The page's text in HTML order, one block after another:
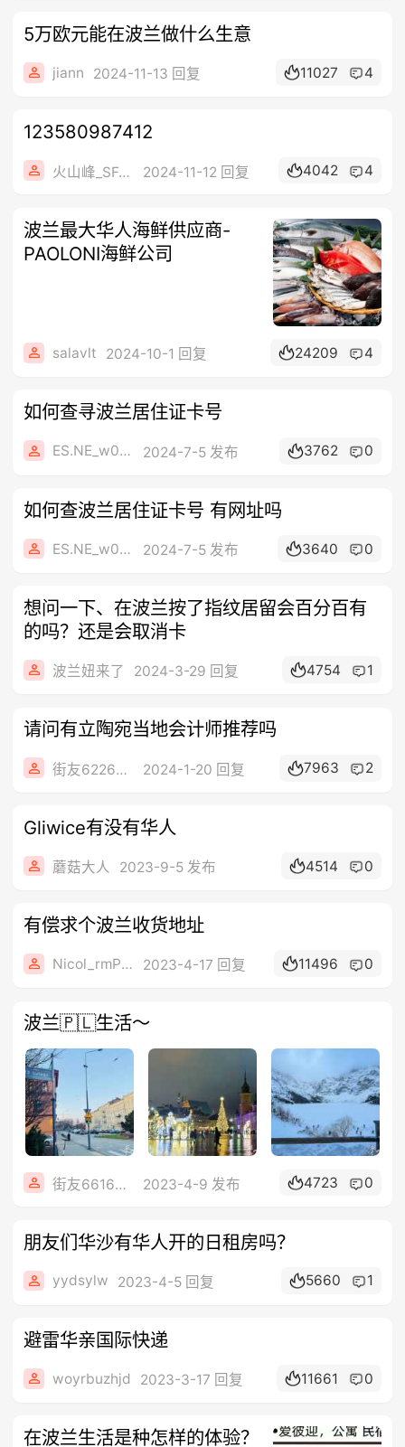
5万欧元能在波兰做什么生意
jiann 2024-11-13 回复 11027 4
123580987412
火山峰_SFJX 2024-11-12 回复 4042 4
波兰最大华人海鲜供应商-
PAOLONI海鲜公司
salavlt 2024-10-1 回复 24209 4
如何查寻波兰居住证卡号
ES.NE_w0l6l 2024-7-5 发布 3762 0
如何查波兰居住证卡号 有网址吗
ES.NE_w0l6l 2024-7-5 发布 3640 0
想问一下、在波兰按了指纹居留会百分百有
的吗？还是会取消卡
波兰妞来了 2024-3-29 回复 4754 1
请问有立陶宛当地会计师推荐吗
街友62268067 2024-1-20 回复 7963 2
Gliwice有没有华人
蘑菇大人 2023-9-5 发布 4514 0
有偿求个波兰收货地址
Nicol_rmPiS 2023-4-17 回复 11496 0
波兰🇵🇱生活～
街友66168964 2023-4-9 发布 4723 0
朋友们华沙有华人开的日租房吗？
yydsylw 2023-4-5 回复 5660 1
避雷华亲国际快递
woyrbuzhjd 2023-3-17 回复 11661 0
在波兰生活是种怎样的体验？